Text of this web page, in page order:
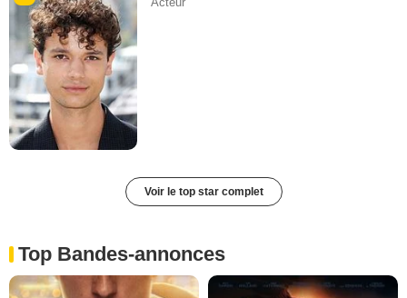
Voir le top star complet
Top Bandes-annonces